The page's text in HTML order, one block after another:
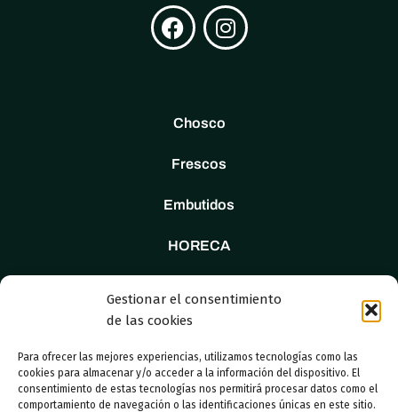
Gestionar el consentimiento
de las cookies
Para ofrecer las mejores experiencias, utilizamos tecnologías como las
cookies para almacenar y/o acceder a la información del dispositivo. El
consentimiento de estas tecnologías nos permitirá procesar datos como el
comportamiento de navegación o las identificaciones únicas en este sitio.
Chosco
Frescos
Embutidos
HORECA
Nosotros
Contacto